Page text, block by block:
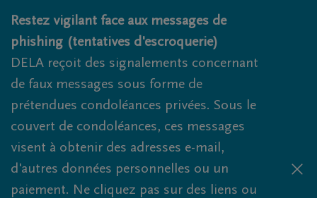
Obituaries.breadcrumbs.SkipLink
Restez vigilant face aux messages de
phishing (tentatives d'escroquerie)
DELA reçoit des signalements concernant
de faux messages sous forme de
prétendues condoléances privées. Sous le
couvert de condoléances, ces messages
visent à obtenir des adresses e-mail,
d'autres données personnelles ou un
paiement. Ne cliquez pas sur des liens ou